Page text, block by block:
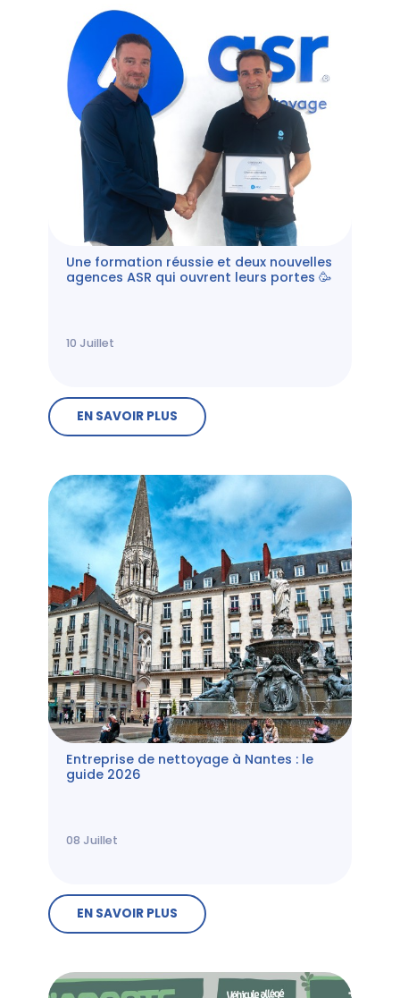
Une formation réussie et deux nouvelles
agences ASR qui ouvrent leurs portes 🥳
10 Juillet
EN SAVOIR PLUS
Entreprise de nettoyage à Nantes : le
guide 2026
08 Juillet
EN SAVOIR PLUS